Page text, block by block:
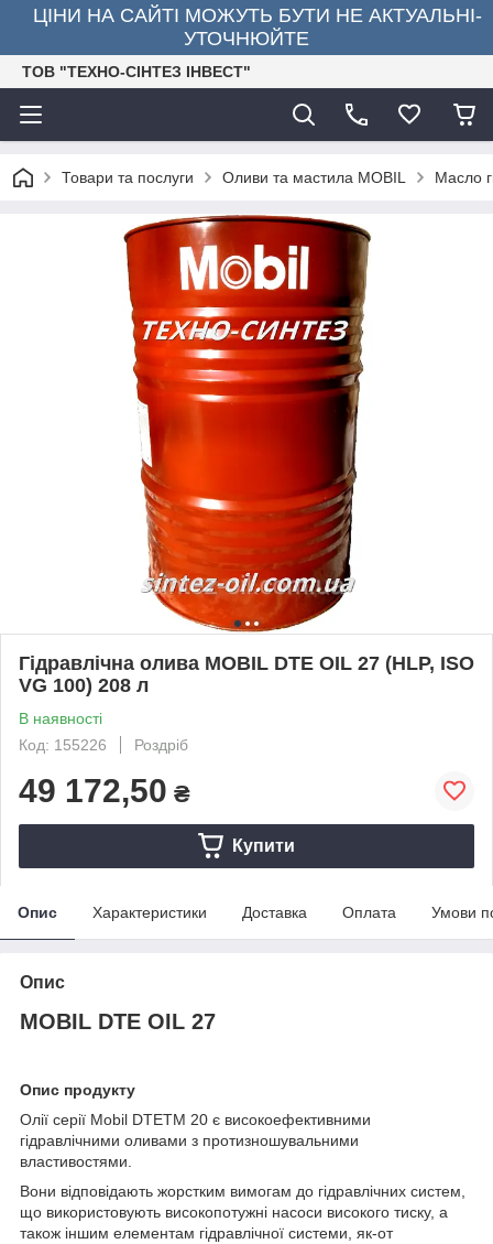
ЦІНИ НА САЙТІ МОЖУТЬ БУТИ НЕ АКТУАЛЬНІ-
УТОЧНЮЙТЕ
ТОВ "ТЕХНО-СІНТЕЗ ІНВЕСТ"
Товари та послуги Оливи та мастила MOBIL Масло
Гідравлічна олива MOBIL DTE OIL 27 (HLP, ISO
VG 100) 208 л
В наявності
Код: 155226
Роздріб
49 172,50 ₴
Купити
Опис Характеристики Доставка Оплата Умови
Опис
MOBIL DTE OIL 27
Опис продукту
Олії серії Mobil DTETM 20 є високоефективними
гідравлічними оливами з протизношувальними
властивостями.
Вони відповідають жорстким вимогам до гідравлічних систем,
що використовують високопотужні насоси високого тиску, а
також іншим елементам гідравлічної системи, як-от